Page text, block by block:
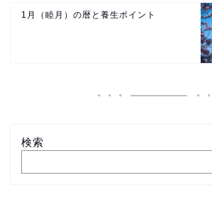
1月（睦月）の暦と養生ポイント
検索